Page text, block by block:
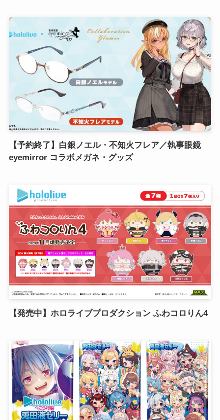
【予約終了】白銀ノエル・不知火フレア／執事眼鏡
eyemirror コラボメガネ・グッズ
【発売中】ホロライブプロダクション ふわコロりん4